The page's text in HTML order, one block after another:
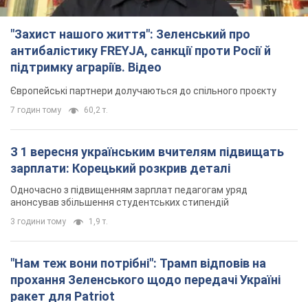
"Захист нашого життя": Зеленський про
антибалістику FREYJA, санкції проти Росії й
підтримку аграріїв. Відео
Європейські партнери долучаються до спільного проєкту
7 годин тому 60,2 т.
З 1 вересня українським вчителям підвищать
зарплати: Корецький розкрив деталі
Одночасно з підвищенням зарплат педагогам уряд
анонсував збільшення студентських стипендій
3 години тому 1,9 т.
"Нам теж вони потрібні": Трамп відповів на
прохання Зеленського щодо передачі Україні
ракет для Patriot